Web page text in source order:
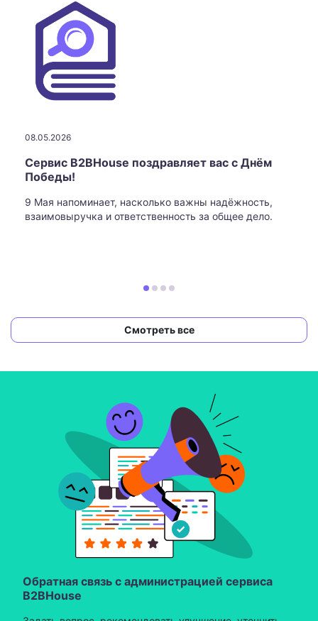
08.05.2026
Сервис B2BHouse поздравляет вас с Днём
Победы!
9 Мая напоминает, насколько важны надёжность,
взаимовыручка и ответственность за общее дело.
Смотреть все
Обратная связь с администрацией сервиса
B2BHouse